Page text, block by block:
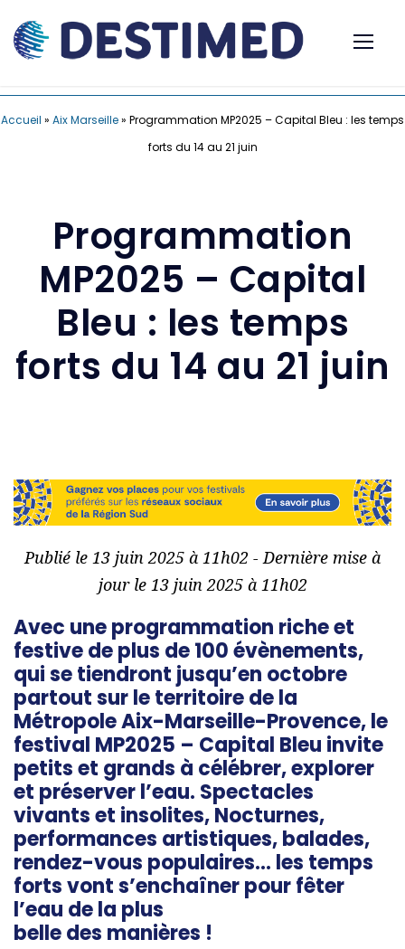
Accueil » Aix Marseille» Programmation MP2025 – Capital Bleu : les temps
forts du 14 au 21 juin
Programmation
MP2025 – Capital
Bleu : les temps
forts du 14 au 21 juin
Publié le 13 juin 2025 à 11h02 - Dernière mise à
jour le 13 juin 2025 à 11h02
Avec une programmation riche et
festive de plus de 100 évènements,
qui se tiendront jusqu’en octobre
partout sur le territoire de la
Métropole Aix-Marseille-Provence, le
festival MP2025 – Capital Bleu invite
petits et grands à célébrer, explorer
et préserver l’eau. Spectacles
vivants et insolites, Nocturnes,
performances artistiques, balades,
rendez-vous populaires… les temps
forts vont s’enchaîner pour fêter
l’eau de la plus
belle des manières !